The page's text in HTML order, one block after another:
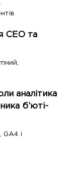
CEO та
аналітика
б’юті-
GA4 і